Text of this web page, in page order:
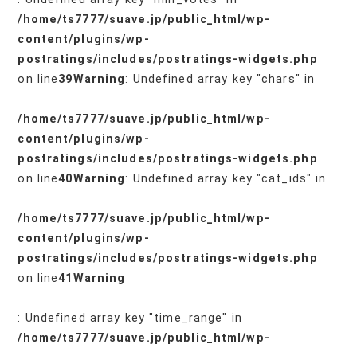
/home/ts7777/suave.jp/public_html/wp-
content/plugins/wp-
postratings/includes/postratings-widgets.php
on line39Warning: Undefined array key "chars" in
/home/ts7777/suave.jp/public_html/wp-
content/plugins/wp-
postratings/includes/postratings-widgets.php
on line40Warning: Undefined array key "cat_ids" in
/home/ts7777/suave.jp/public_html/wp-
content/plugins/wp-
postratings/includes/postratings-widgets.php
on line41 Warning
: Undefined array key "time_range" in
/home/ts7777/suave.jp/public_html/wp-